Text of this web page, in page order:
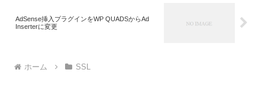
AdSense挿入プラグインをWP QUADSからAd
Inserterに変更
ホーム SSL